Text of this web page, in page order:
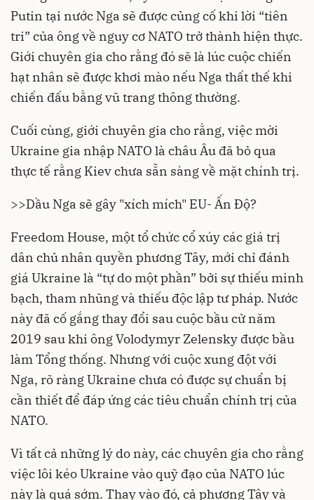
Putin tại nước Nga sẽ được củng cố khi lời “tiên
tri” của ông về nguy cơ NATO trở thành hiện thực.
Giới chuyên gia cho rằng đó sẽ là lúc cuộc chiến
hạt nhân sẽ được khơi mào nếu Nga thất thế khi
chiến đấu bằng vũ trang thông thường.
Cuối cùng, giới chuyên gia cho rằng, việc mời
Ukraine gia nhập NATO là châu Âu đã bỏ qua
thực tế rằng Kiev chưa sẵn sàng về mặt chính trị.
>>Dầu Nga sẽ gây "xích mích" EU- Ấn Độ?
Freedom House, một tổ chức cổ xúy các giá trị
dân chủ nhân quyền phương Tây, mới chỉ đánh
giá Ukraine là “tự do một phần” bởi sự thiếu minh
bạch, tham nhũng và thiếu độc lập tư pháp. Nước
này đã cố gắng thay đổi sau cuộc bầu cử năm
2019 sau khi ông Volodymyr Zelensky được bầu
làm Tổng thống. Nhưng với cuộc xung đột với
Nga, rõ ràng Ukraine chưa có được sự chuẩn bị
cần thiết để đáp ứng các tiêu chuẩn chính trị của
NATO.
Vì tất cả những lý do này, các chuyên gia cho rằng
việc lôi kéo Ukraine vào quỹ đạo của NATO lúc
này là quá sớm. Thay vào đó, cả phương Tây và